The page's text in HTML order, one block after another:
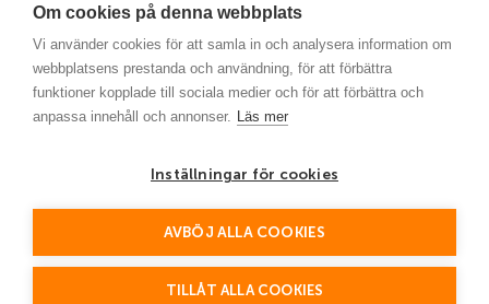
Om cookies på denna webbplats
Vi använder cookies för att samla in och analysera information om
webbplatsens prestanda och användning, för att förbättra
funktioner kopplade till sociala medier och för att förbättra och
anpassa innehåll och annonser. Läs mer
Inställningar för cookies
AVBÖJ ALLA COOKIES
TILLÅT ALLA COOKIES
This site is protected by reCAPTCHA and the Google
Policy and Terms of Service apply.